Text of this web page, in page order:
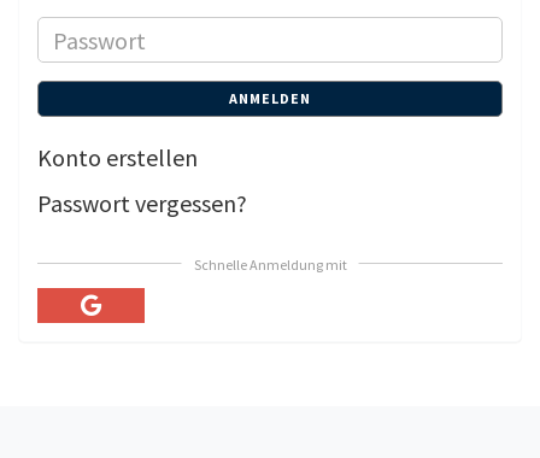
Mail-
Adresse
Passwort
ANMELDEN
Konto erstellen
Passwort vergessen?
Schnelle Anmeldung mit